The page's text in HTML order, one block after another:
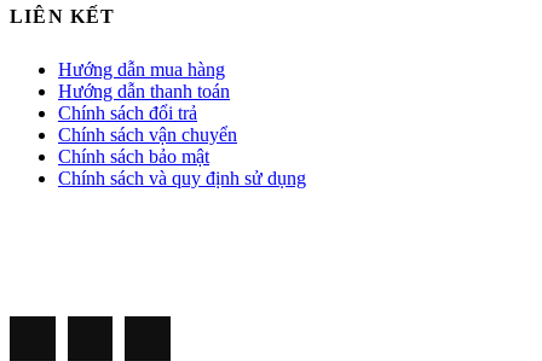
LIÊN KẾT
Hướng dẫn mua hàng
Hướng dẫn thanh toán
Chính sách đổi trả
Chính sách vận chuyển
Chính sách bảo mật
Chính sách và quy định sử dụng